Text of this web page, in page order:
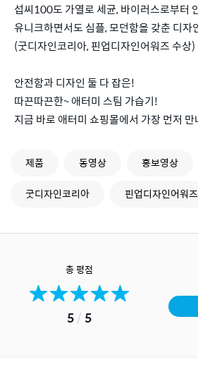
섭씨100도 가열로 세균, 바이러스로부터
유니크하면서도 심플, 모던함을 갖춘 디자
(굿디자인코리아, 핀업디자인어워즈 수상)
안전함과 디자인 둘 다 잡은!
따끈따끈한~ 애터미 스팀 가습기!
지금 바로 애터미 쇼핑몰에서 가장 먼저
제품 동영상 홍보영상
굿디자인코리아
핀업디자인어워즈
총 평점
5/ 5